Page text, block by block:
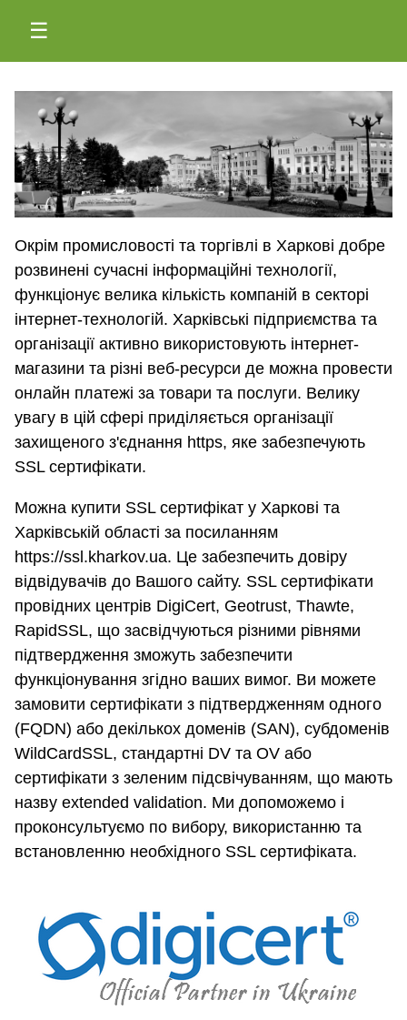
☰
Окрім промисловості та торгівлі в Харкові добре
розвинені сучасні інформаційні технології,
функціонує велика кількість компаній в секторі
інтернет-технологій. Харківські підприємства та
організації активно використовують інтернет-
магазини та різні веб-ресурси де можна провести
онлайн платежі за товари та послуги. Велику
увагу в цій сфері приділяється організації
захищеного з'єднання https, яке забезпечують
SSL сертифікати.
Можна купити SSL сертифікат у Харкові та
Харківській області за посиланням
https://ssl.kharkov.ua. Це забезпечить довіру
відвідувачів до Вашого сайту. SSL сертифікати
провідних центрів DigiCert, Geotrust, Thawte,
RapidSSL, що засвідчуються різними рівнями
підтвердження зможуть забезпечити
функціонування згідно ваших вимог. Ви можете
замовити сертифікати з підтвердженням одного
(FQDN) або декількох доменів (SAN), субдоменів
WildCardSSL, стандартні DV та OV або
сертифікати з зеленим підсвічуванням, що мають
назву extended validation. Ми допоможемо і
проконсультуємо по вибору, використанню та
встановленню необхідного SSL сертифіката.